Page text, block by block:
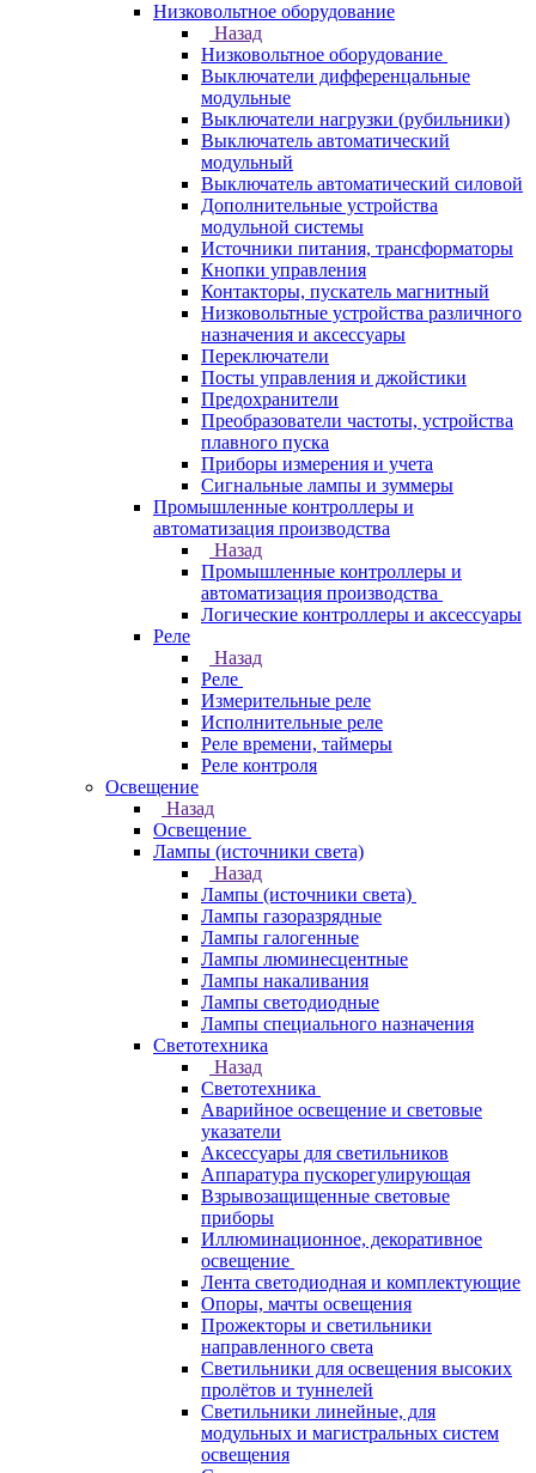
Низковольтное оборудование
Назад
Низковольтное оборудование
Выключатели дифференцальные
модульные
Выключатели нагрузки (рубильники)
Выключатель автоматический
модульный
Выключатель автоматический силовой
Дополнительные устройства
модульной системы
Источники питания, трансформаторы
Кнопки управления
Контакторы, пускатель магнитный
Низковольтные устройства различного
назначения и аксессуары
Переключатели
Посты управления и джойстики
Предохранители
Преобразователи частоты, устройства
плавного пуска
Приборы измерения и учета
Сигнальные лампы и зуммеры
Промышленные контроллеры и
автоматизация производства
Назад
Промышленные контроллеры и
автоматизация производства
Логические контроллеры и аксессуары
Реле
Назад
Реле
Измерительные реле
Исполнительные реле
Реле времени, таймеры
Реле контроля
Освещение
Назад
Освещение
Лампы (источники света)
Назад
Лампы (источники света)
Лампы газоразрядные
Лампы галогенные
Лампы люминесцентные
Лампы накаливания
Лампы светодиодные
Лампы специального назначения
Светотехника
Назад
Светотехника
Аварийное освещение и световые
указатели
Аксессуары для светильников
Аппаратура пускорегулирующая
Взрывозащищенные световые
приборы
Иллюминационное, декоративное
освещение
Лента светодиодная и комплектующие
Опоры, мачты освещения
Прожекторы и светильники
направленного света
Светильники для освещения высоких
пролётов и туннелей
Светильники линейные, для
модульных и магистральных систем
освещения